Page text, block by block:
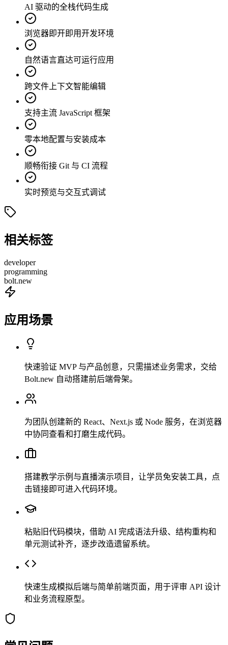
AI 驱动的全栈代码生成
浏览器即开即用开发环境
自然语言直达可运行应用
跨文件上下文智能编辑
支持主流 JavaScript 框架
零本地配置与安装成本
顺畅衔接 Git 与 CI 流程
实时预览与交互式调试
相关标签
developer
programming
bolt.new
应用场景
快速验证 MVP 与产品创意，只需描述业务需求，交给
Bolt.new 自动搭建前后端骨架。
为团队创建新的 React、Next.js 或 Node 服务，在浏览器
中协同查看和打磨生成代码。
搭建教学示例与直播演示项目，让学员免安装工具，点
击链接即可进入代码环境。
粘贴旧代码模块，借助 AI 完成语法升级、结构重构和
单元测试补齐，逐步改造遗留系统。
快速生成模拟后端与简单前端页面，用于评审 API 设计
和业务流程原型。